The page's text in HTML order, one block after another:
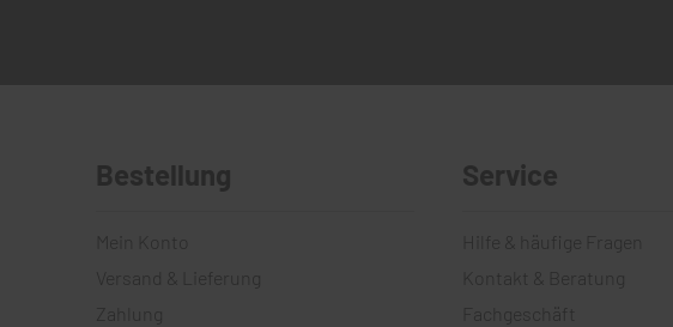
Bestellung
Versand & Lieferung
Zahlung
Service
Hilfe & häufige Fragen
Kontakt & Beratung
Fachgeschäft